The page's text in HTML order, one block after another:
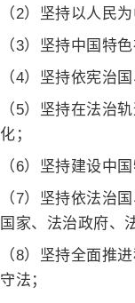
（2）坚持以人民为
（3）坚持中国特
（4）坚持依宪治
（5）坚持在法治
化；
（6）坚持建设中
（7）坚持依法治
国家、法治政府、
（8）坚持全面推
守法；